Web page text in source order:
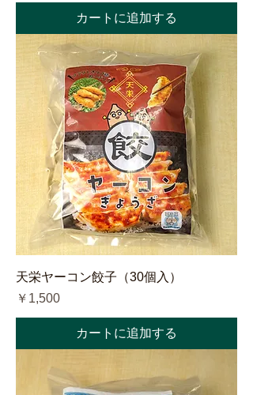
カートに追加する
天栄ヤーコン餃子（30個入）
価格
￥1,500
カートに追加する